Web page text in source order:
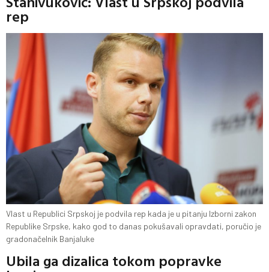
rep
Vlast u Republici Srpskoj je podvila rep kada je u pitanju Izborni zakon
Republike Srpske, kako god to danas pokušavali opravdati, poručio je
gradonačelnik Banjaluke
Ubila ga dizalica tokom popravke